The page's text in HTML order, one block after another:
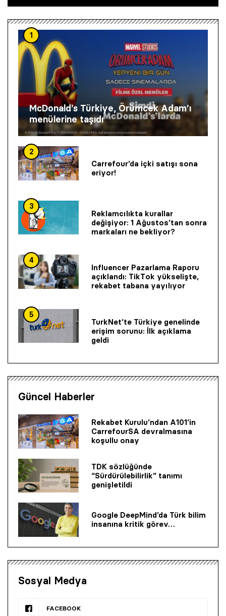
1
McDonald’s Türkiye, Örümcek Adam’ı
menülerine taşıdı
2
Carrefour’da içki satışı sona
eriyor!
3
Reklamcılıkta kurallar
değişiyor: 1 Ağustos’tan sonra
markaları ne bekliyor?
4
Influencer Pazarlama Raporu
açıklandı: TikTok yükselişte,
rekabet tabana yayılıyor
5
TurkNet’te Türkiye genelinde
erişim sorunu: İlk açıklama
geldi
Güncel Haberler
Rekabet Kurulu’ndan A101’in
CarrefourSA devralmasına
koşullu onay
TDK sözlüğünde
“Sürdürülebilirlik” tanımı
genişletildi
Google DeepMind’da Türk bilim
insanına kritik görev…
Sosyal Medya
FACEBOOK